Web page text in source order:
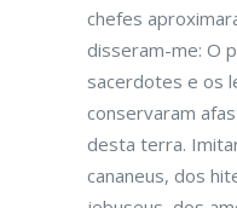
chefes
disseram-me: O
sacerdotes e os
conservaram
desta terra.
cananeus, dos